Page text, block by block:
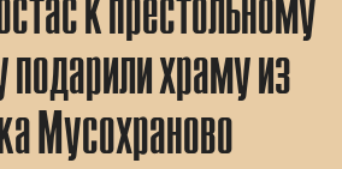
к престольному
подарили храму из
Мусохраново